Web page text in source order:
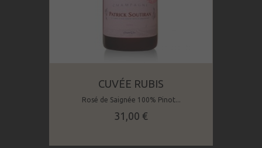
CUVÉE RUBIS
Rosé de Saignée 100% Pinot...
Prix
31,00 €